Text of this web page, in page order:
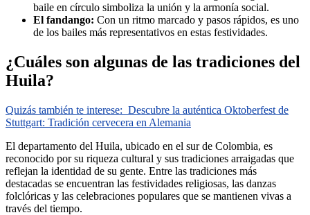
baile en círculo simboliza la unión y la armonía social.
El fandango: Con un ritmo marcado y pasos rápidos, es uno
de los bailes más representativos en estas festividades.
¿Cuáles son algunas de las tradiciones del
Huila?
Quizás también te interese: Descubre la auténtica Oktoberfest de
Stuttgart: Tradición cervecera en Alemania
El departamento del Huila, ubicado en el sur de Colombia, es
reconocido por su riqueza cultural y sus tradiciones arraigadas que
reflejan la identidad de su gente. Entre las tradiciones más
destacadas se encuentran las festividades religiosas, las danzas
folclóricas y las celebraciones populares que se mantienen vivas a
través del tiempo.